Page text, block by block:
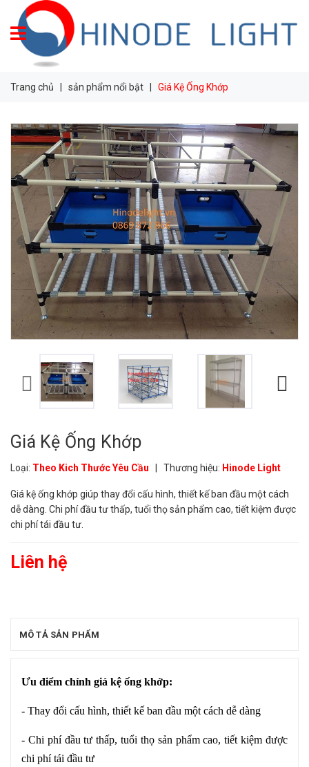
Trang chủ sản phẩm nổi bật Giá Kệ Ống Khớp
Giá Kệ Ống Khớp
Loại: Theo Kich Thước Yêu Cầu Thương hiệu: Hinode Light
Giá kệ ống khớp giúp thay đổi cấu hình, thiết kế ban đầu một cách
dễ dàng. Chi phí đầu tư thấp, tuổi thọ sản phẩm cao, tiết kiệm được
chi phí tái đầu tư.
Liên hệ
MÔ TẢ SẢN PHẨM
Ưu điểm chính giá kệ ống khớp:
- Thay đổi cấu hình, thiết kế ban đầu một cách dễ dàng
- Chi phí đầu tư thấp, tuổi thọ sản phẩm cao, tiết kiệm được
chi phí tái đầu tư